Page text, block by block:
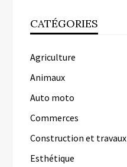
CATÉGORIES
Agriculture
Animaux
Auto moto
Commerces
Construction et travaux
Esthétique